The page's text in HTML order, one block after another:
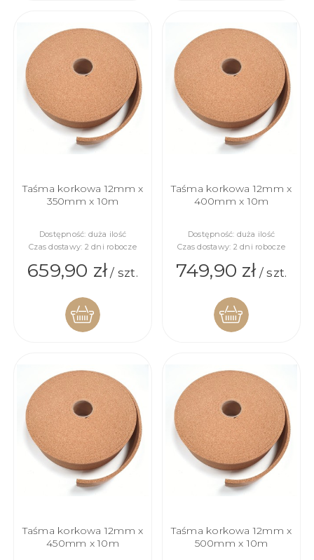
KOSZYKA KOSZYKA
Taśma korkowa 12mm x
350mm x 10m
Dostępność: duża ilość
Czas dostawy: 2 dni robocze
659,90 zł/ szt.
KOSZYKA
Taśma korkowa 12mm x
400mm x 10m
Dostępność: duża ilość
Czas dostawy: 2 dni robocze
749,90 zł/ szt.
KOSZYKA
Taśma korkowa 12mm x
450mm x 10m
Taśma korkowa 12mm x
500mm x 10m